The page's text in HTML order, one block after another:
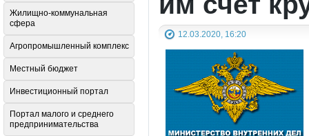
12.03.2020, 16:20
Жилищно-коммунальная
сфера
Агропромышленный комплекс
Местный бюджет
Инвестиционный портал
Портал малого и среднего
предпринимательства